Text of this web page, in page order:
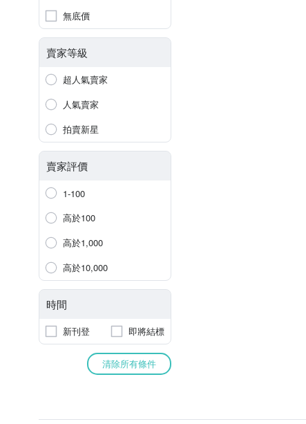
無底價
賣家等級
超人氣賣家
人氣賣家
拍賣新星
賣家評價
1-100
高於100
高於1,000
高於10,000
時間
新刊登 即將結標
清除所有條件